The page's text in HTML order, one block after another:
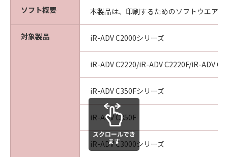
1995), consisting of "commercial computer
software" and "commercial computer
software documentation," as such terms are
used in 48 C.F.R. 12.212 (September 1995).
Consistent with 48 C.F.R. 12.212 and 48 C.F.R.
227.7202-1 through 227.7202-4 (June 1995),
all U.S. Government End Users shall acquire
the SOFTWARE with only those rights set
forth herein. The manufacturer is Canon
Inc./30-2, Shimomaruko 3-chome, Ohta-ku,
Tokyo 146-8501, Japan.
10. SEVERABILITY
In the event that any section hereof is
ソフト概要 本製品は、印刷するためのソフトウエアで
対象製品 iR-ADV C2000シリーズ
iR-ADV C2220/iR-ADV C2220F/iR-ADV
iR-ADV C350Fシリーズ
iR-ADV C350F
iR-ADV C3000シリーズ
スクロールでき
ます